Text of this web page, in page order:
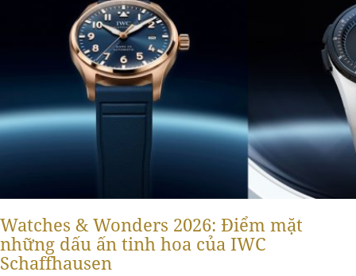
Watches & Wonders 2026: Điểm mặt
những dấu ấn tinh hoa của IWC
Schaffhausen